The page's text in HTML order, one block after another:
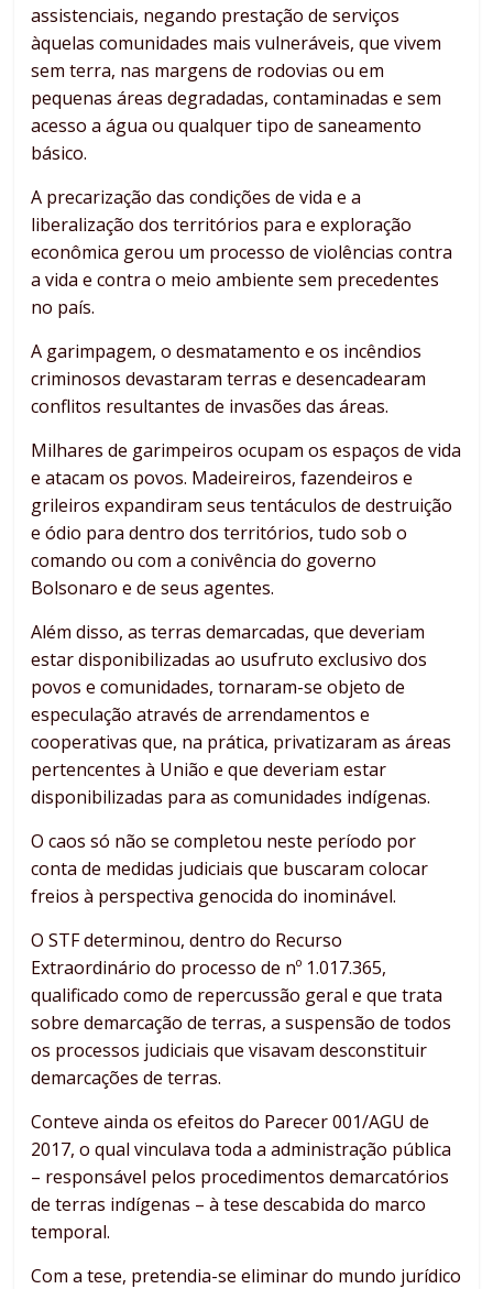
assistenciais, negando prestação de serviços
àquelas comunidades mais vulneráveis, que vivem
sem terra, nas margens de rodovias ou em
pequenas áreas degradadas, contaminadas e sem
acesso a água ou qualquer tipo de saneamento
básico.
A precarização das condições de vida e a
liberalização dos territórios para e exploração
econômica gerou um processo de violências contra
a vida e contra o meio ambiente sem precedentes
no país.
A garimpagem, o desmatamento e os incêndios
criminosos devastaram terras e desencadearam
conflitos resultantes de invasões das áreas.
Milhares de garimpeiros ocupam os espaços de vida
e atacam os povos. Madeireiros, fazendeiros e
grileiros expandiram seus tentáculos de destruição
e ódio para dentro dos territórios, tudo sob o
comando ou com a conivência do governo
Bolsonaro e de seus agentes.
Além disso, as terras demarcadas, que deveriam
estar disponibilizadas ao usufruto exclusivo dos
povos e comunidades, tornaram-se objeto de
especulação através de arrendamentos e
cooperativas que, na prática, privatizaram as áreas
pertencentes à União e que deveriam estar
disponibilizadas para as comunidades indígenas.
O caos só não se completou neste período por
conta de medidas judiciais que buscaram colocar
freios à perspectiva genocida do inominável.
O STF determinou, dentro do Recurso
Extraordinário do processo de nº 1.017.365,
qualificado como de repercussão geral e que trata
sobre demarcação de terras, a suspensão de todos
os processos judiciais que visavam desconstituir
demarcações de terras.
Conteve ainda os efeitos do Parecer 001/AGU de
2017, o qual vinculava toda a administração pública
– responsável pelos procedimentos demarcatórios
de terras indígenas – à tese descabida do marco
temporal.
Com a tese, pretendia-se eliminar do mundo jurídico